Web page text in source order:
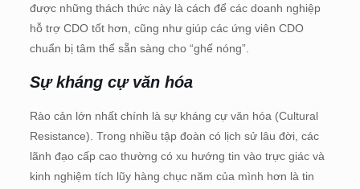
được những thách thức này là cách để các doanh nghiệp
hỗ trợ CDO tốt hơn, cũng như giúp các ứng viên CDO
chuẩn bị tâm thế sẵn sàng cho “ghế nóng”.
Sự kháng cự văn hóa
Rào cản lớn nhất chính là sự kháng cự văn hóa (Cultural
Resistance). Trong nhiều tập đoàn có lịch sử lâu đời, các
lãnh đạo cấp cao thường có xu hướng tin vào trực giác và
kinh nghiệm tích lũy hàng chục năm của mình hơn là tin